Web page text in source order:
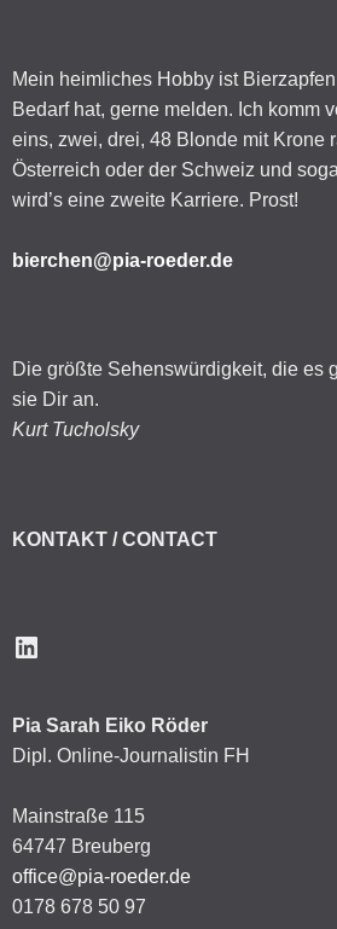
Mein heimliches Hobby ist
Bedarf hat, gerne melden. Ich komm
eins, zwei, drei, 48 Blonde mit Krone
Österreich oder der Schweiz und
wird’s eine zweite Karriere. Prost!
bierchen@pia-roeder.de
Die größte Sehenswürdigkeit, die es
sie Dir an.
Kurt Tucholsky
KONTAKT / CONTACT
LinkedIn
Pia Sarah Eiko Röder
Dipl. Online-Journalistin FH
Mainstraße 115
64747 Breuberg
office@pia-roeder.de
0178 678 50 97